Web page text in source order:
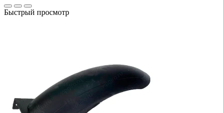
Быстрый просмотр